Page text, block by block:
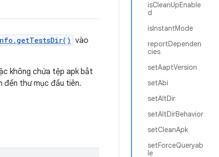
isCleanUpEnable
d
isInstantMode
reportDependen
cies
setAaptVersion
setAbi
setAltDir
setAltDirBehavior
setCleanApk
setForceQueryab
le
vào
không chứa tệp apk bắt
đến thư mục đầu tiên.